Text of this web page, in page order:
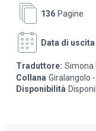
nello scorrere
una realtà che tra
viene mostrata
grazie alla
Madeleine vive la
Pagine
136
Data di uscita
Traduttore: Simona
Collana Giralangolo
Disponibilità